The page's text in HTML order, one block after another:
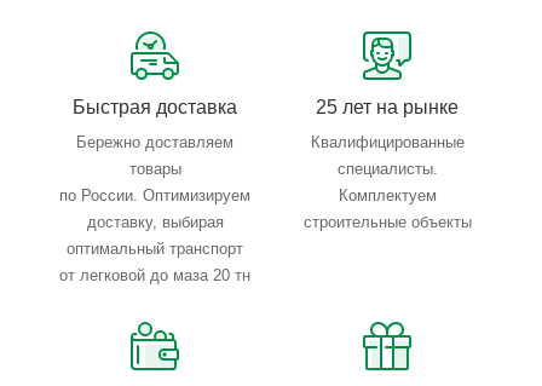
Быстрая доставка
Бережно доставляем
товары
по России. Оптимизируем
доставку, выбирая
оптимальный транспорт
от легковой до маза 20 тн
25 лет на рынке
Квалифицированные
специалисты.
Комплектуем
строительные объекты